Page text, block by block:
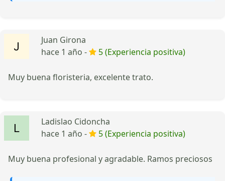
Juan Girona
hace 1 año -
5 (Experiencia positiva)
Muy buena floristeria, excelente trato.
Ladislao Cidoncha
hace 1 año -
5 (Experiencia positiva)
Muy buena profesional y agradable. Ramos preciosos